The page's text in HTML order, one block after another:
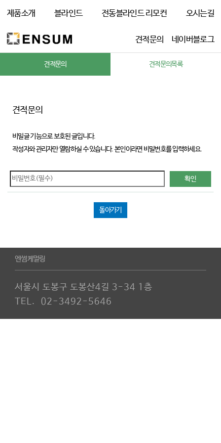
제품소개 블라인드 전동블라인드 리모컨 오시는길
견적문의 네이버블로그
견적문의 견적문의목록
견적문의
비밀글 기능으로 보호된 글입니다.
작성자와 관리자만 열람하실 수 있습니다. 본인이라면 비밀번호를 입력하세요.
돌아가기
엔썸케멀링
서울시 도봉구 도봉산4길 3-34 1층
TEL. 02-3492-5646